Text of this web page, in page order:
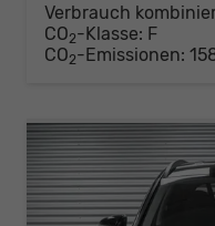
Verbrauch
CO2-Klasse: F
CO2-Emissionen: